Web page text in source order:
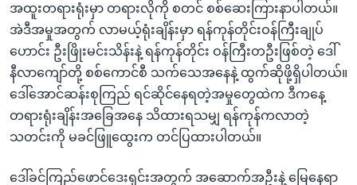
အထူးတရားရုံးမှာ တရားလိုကို စတင် စစ်ဆေးကြားနာပါတယ်။
အဲဒီအမှုအတွက် လာမယ့်ရုံးချိန်းမှာ ရန်ကုန်တိုင်းဝန်ကြီးချုပ်
ဟောင်း ဦးဖြိုးမင်းသိန်းနဲ့ ရန်ကုန်တိုင်း ဝန်ကြီးတဦးဖြစ်တဲ့ ဒေါ်
နီလာကျော်တို့ စစ်ကောင်စီ သက်သေအနေနဲ့ ထွက်ဆိုဖို့ရှိပါတယ်။
ဒေါ်အောင်ဆန်းစုကြည် ရင်ဆိုင်နေရတဲ့အမှုတွေထဲက ဒီကနေ့
တရားရုံးချိန်းအခြေအနေ သိထားရသမျှ ရန်ကုန်ကလာတဲ့
သတင်းကို မခင်ဖြူထွေးက တင်ပြထားပါတယ်။
ဒေါ်ခင်ကြည်ဖောင်ဒေးရှင်းအတွက် အဆောက်အဦးနဲ့ မြေနေရာ